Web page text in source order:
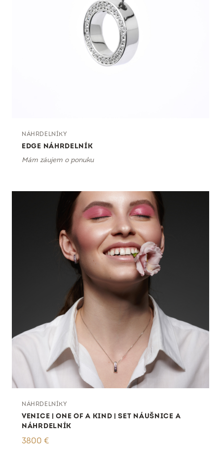
NÁHRDELNÍKY
EDGE NÁHRDELNÍK
Mám záujem o ponuku
NÁHRDELNÍKY
VENICE | ONE OF A KIND | SET NÁUŠNICE A
NÁHRDELNÍK
3800 €